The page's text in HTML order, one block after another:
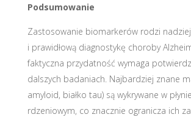
Podsumowanie
Zastosowanie biomarkerów rodzi
i prawidłową diagnostykę choroby
faktyczna przydatność wymaga
dalszych badaniach. Najbardziej znane
amyloid, białko tau) są wykrywane w
rdzeniowym, co znacznie ogranicza ich